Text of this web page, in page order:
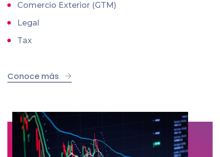
Comercio Exterior (GTM)
Legal
Tax
Conoce más